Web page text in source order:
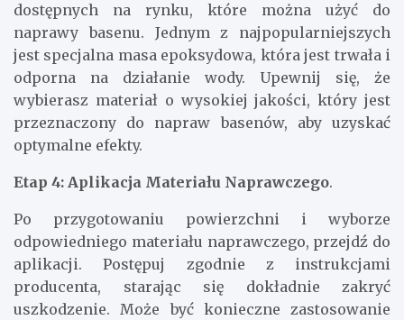
dostępnych na rynku, które można użyć do
naprawy basenu. Jednym z najpopularniejszych
jest specjalna masa epoksydowa, która jest trwała i
odporna na działanie wody. Upewnij się, że
wybierasz materiał o wysokiej jakości, który jest
przeznaczony do napraw basenów, aby uzyskać
optymalne efekty.
Etap 4: Aplikacja Materiału Naprawczego.
Po przygotowaniu powierzchni i wyborze
odpowiedniego materiału naprawczego, przejdź do
aplikacji. Postępuj zgodnie z instrukcjami
producenta, starając się dokładnie zakryć
uszkodzenie. Może być konieczne zastosowanie